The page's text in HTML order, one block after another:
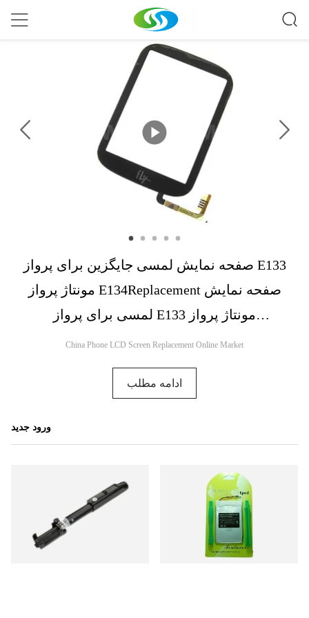
صفحه نمایش لمسی جایگزین برای پرواز E133
مونتاژ پرواز E134Replacement صفحه نمایش
لمسی برای پرواز E133 مونتاژ پرواز
E134Replacemen
China Phone LCD Screen Replacement Online Market
ادامه مطلب
ورود جدید